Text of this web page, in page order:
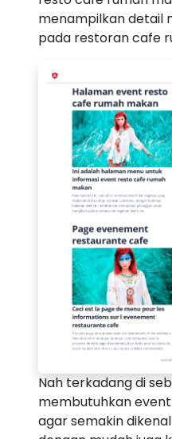
menampilkan detail
pada restoran cafe
Nah terkadang di
membutuhkan
agar semakin